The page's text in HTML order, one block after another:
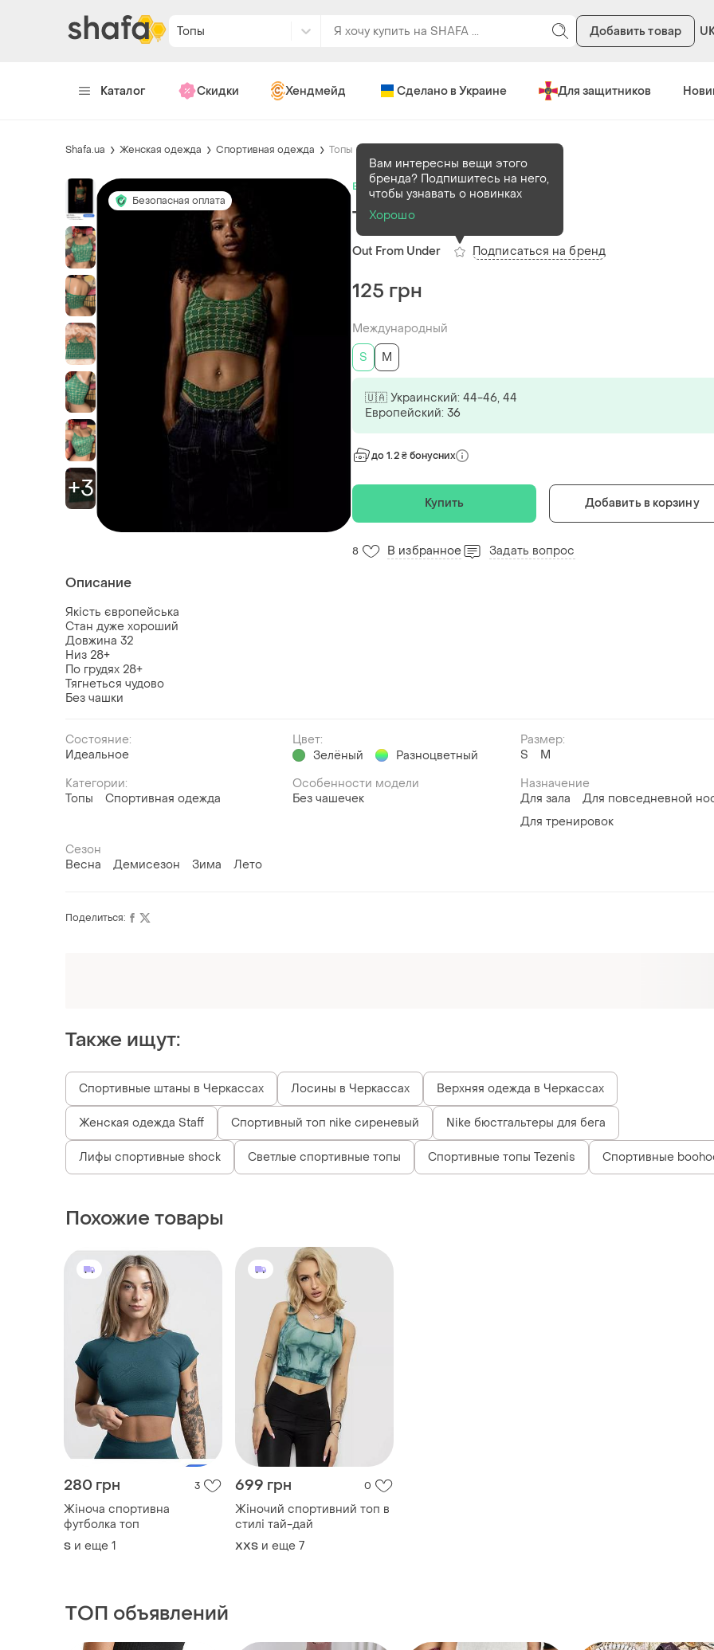
Топы Добавить товар
Каталог Скидки Хендмейд Сделано в Украине Для защитников
Shafa.ua Женская одежда Спортивная одежда Топы
+3
Безопасная оплата
В наличии1 шт
Топ топік s/m
Out From Under
Вам интересны вещи этого
бренда? Подпишитесь на него,
чтобы узнавать о новинках
Хорошо
Подписаться на бренд
125 грн
Международный
S
M
🇺🇦 Украинский: 44-46, 44
Европейский: 36
до 1.2 ₴ бонусних
Купить Добавить в корзину
8 В избранное Задать вопрос
Описание
Якість європейська
Стан дуже хороший
Довжина 32
Низ 28+
По грудях 28+
Тягнеться чудово
Без чашки
Состояние:
Идеальное
Цвет:
Зелёный
Разноцветный
Размер:
S
M
Категории:
Топы
Спортивная одежда
Особенности модели
Без чашечек
Назначение
Для зала
Для повседневной
Для тренировок
Сезон
Весна
Демисезон Зима Лето
Поделиться:
Также ищут:
Спортивные штаны в Черкассах Лосины в Черкассах Верхняя одежда в Черкассах
Женская одежда Staff Спортивный топ nike сиреневый Nike бюстгальтеры для бега
Лифы спортивные shock Светлые спортивные топы Спортивные топы Tezenis Спортивные
Похожие товары
280 грн 3
Жіноча спортивна
футболка топ
S и еще 1
699 грн 0
Жіночий спортивний топ в
стилі тай-дай
XХS и еще 7
ТОП объявлений